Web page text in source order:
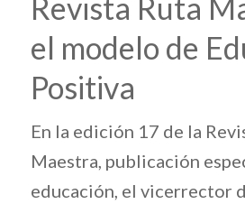
Revista Ruta
el modelo de
Positiva
En la edición 17 de la
Maestra, publicación
educación, el vicerrector